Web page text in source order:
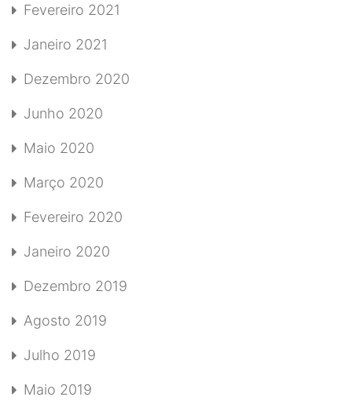
Fevereiro 2021
Janeiro 2021
Dezembro 2020
Junho 2020
Maio 2020
Março 2020
Fevereiro 2020
Janeiro 2020
Dezembro 2019
Agosto 2019
Julho 2019
Maio 2019